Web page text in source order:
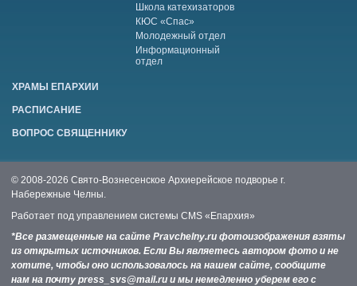
Школа катехизаторов
КЮС «Спас»
Молодежный отдел
Информационный
отдел
ХРАМЫ ЕПАРХИИ
РАСПИСАНИЕ
ВОПРОС СВЯЩЕННИКУ
© 2008-2026 Свято-Вознесенское Архиерейское подворье г.
Набережные Челны.
Работает под управлением системы CMS «Епархия»
*Все размещенные на сайте Pravchelny.ru фотоизображения взяты
из открытых источников. Если Вы являетесь автором фото и не
хотите, чтобы оно использовалось на нашем сайте, сообщите
нам на почту press_svs@mail.ru и мы немедленно уберем его с